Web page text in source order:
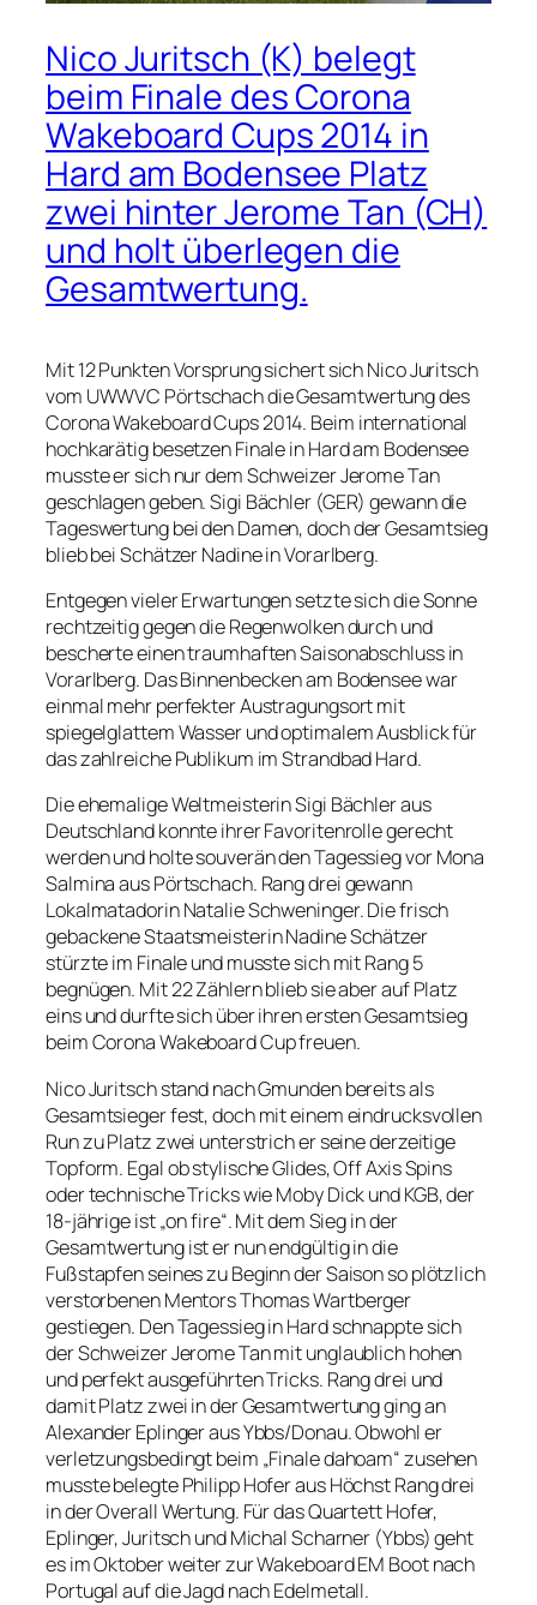
Nico Juritsch (K) belegt
beim Finale des Corona
Wakeboard Cups 2014 in
Hard am Bodensee Platz
zwei hinter Jerome Tan (CH)
und holt überlegen die
Gesamtwertung.
Mit 12 Punkten Vorsprung sichert sich Nico Juritsch
vom UWWVC Pörtschach die Gesamtwertung des
Corona Wakeboard Cups 2014. Beim international
hochkarätig besetzen Finale in Hard am Bodensee
musste er sich nur dem Schweizer Jerome Tan
geschlagen geben. Sigi Bächler (GER) gewann die
Tageswertung bei den Damen, doch der Gesamtsieg
blieb bei Schätzer Nadine in Vorarlberg.
Entgegen vieler Erwartungen setzte sich die Sonne
rechtzeitig gegen die Regenwolken durch und
bescherte einen traumhaften Saisonabschluss in
Vorarlberg. Das Binnenbecken am Bodensee war
einmal mehr perfekter Austragungsort mit
spiegelglattem Wasser und optimalem Ausblick für
das zahlreiche Publikum im Strandbad Hard.
Die ehemalige Weltmeisterin Sigi Bächler aus
Deutschland konnte ihrer Favoritenrolle gerecht
werden und holte souverän den Tagessieg vor Mona
Salmina aus Pörtschach. Rang drei gewann
Lokalmatadorin Natalie Schweninger. Die frisch
gebackene Staatsmeisterin Nadine Schätzer
stürzte im Finale und musste sich mit Rang 5
begnügen. Mit 22 Zählern blieb sie aber auf Platz
eins und durfte sich über ihren ersten Gesamtsieg
beim Corona Wakeboard Cup freuen.
Nico Juritsch stand nach Gmunden bereits als
Gesamtsieger fest, doch mit einem eindrucksvollen
Run zu Platz zwei unterstrich er seine derzeitige
Topform. Egal ob stylische Glides, Off Axis Spins
oder technische Tricks wie Moby Dick und KGB, der
18-jährige ist „on fire“. Mit dem Sieg in der
Gesamtwertung ist er nun endgültig in die
Fußstapfen seines zu Beginn der Saison so plötzlich
verstorbenen Mentors Thomas Wartberger
gestiegen. Den Tagessieg in Hard schnappte sich
der Schweizer Jerome Tan mit unglaublich hohen
und perfekt ausgeführten Tricks. Rang drei und
damit Platz zwei in der Gesamtwertung ging an
Alexander Eplinger aus Ybbs/Donau. Obwohl er
verletzungsbedingt beim „Finale dahoam“ zusehen
musste belegte Philipp Hofer aus Höchst Rang drei
in der Overall Wertung. Für das Quartett Hofer,
Eplinger, Juritsch und Michal Scharner (Ybbs) geht
es im Oktober weiter zur Wakeboard EM Boot nach
Portugal auf die Jagd nach Edelmetall.